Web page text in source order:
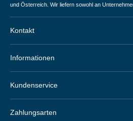
und Österreich. Wir liefern sowohl an
Kontakt
Informationen
Kundenservice
Zahlungsarten